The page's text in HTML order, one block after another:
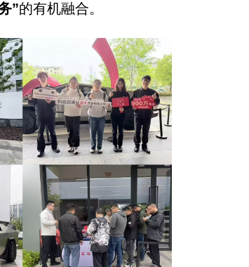
”的有机融合。